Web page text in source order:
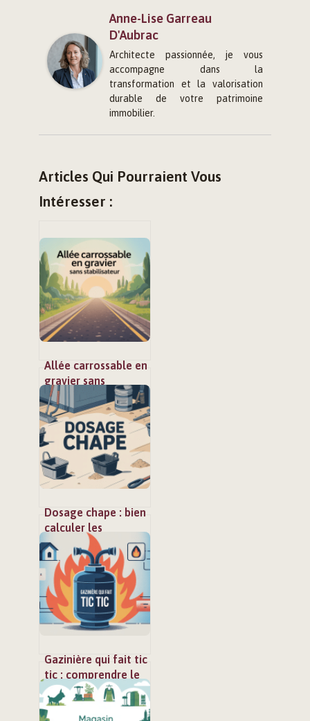
Anne-Lise Garreau
D'Aubrac
Architecte passionnée, je vous
accompagne dans la
transformation et la valorisation
durable de votre patrimoine
immobilier.
Articles Qui Pourraient Vous
Intéresser :
Allée carrossable en
gravier sans
stabilisateur :
comment faire le
bon choix
Dosage chape : bien
calculer les
proportions pour
une chape réussie
Gazinière qui fait tic
tic : comprendre le
problème et le
résoudre en sécurité